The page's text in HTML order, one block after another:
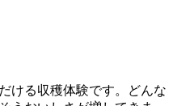
ける収穫体験です。どんな